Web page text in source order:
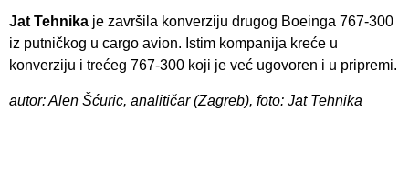
Jat Tehnika je završila konverziju drugog Boeinga 767-300
iz putničkog u cargo avion. Istim kompanija kreće u
konverziju i trećeg 767-300 koji je već ugovoren i u pripremi.
autor: Alen Šćuric, analitičar (Zagreb), foto: Jat Tehnika